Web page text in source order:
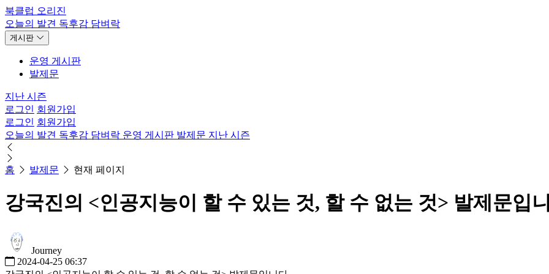
북클럽 오리진
오늘의 발견 독후감 담벼락
게시판
운영 게시판
발제문
지난 시즌
로그인 회원가입
로그인 회원가입
오늘의 발견 독후감 담벼락 운영 게시판 발제문 지난 시즌
홈 발제문 현재 페이지
강국진의 <인공지능이 할 수 있는 것, 할 수 없는 것> 발제문입
Journey
2024-04-25 06:37